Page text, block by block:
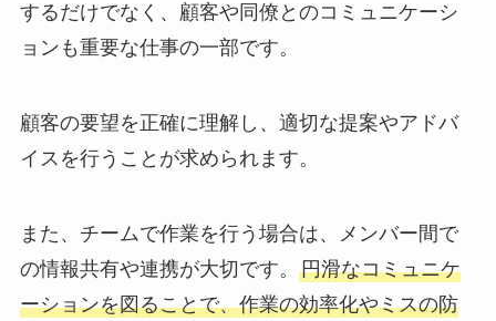
するだけでなく、顧客や同僚とのコミュニケーシ
ョンも重要な仕事の一部です。
顧客の要望を正確に理解し、適切な提案やアドバ
イスを行うことが求められます。
また、チームで作業を行う場合は、メンバー間で
の情報共有や連携が大切です。 円滑なコミュニケ
ーションを図ることで、作業の効率化やミスの防